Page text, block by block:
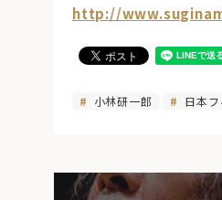
http://
小林研一郎 日本